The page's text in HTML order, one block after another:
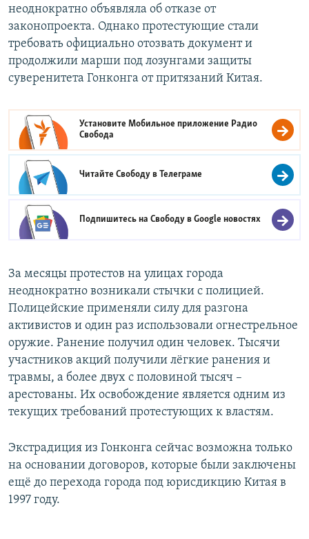
неоднократно объявляла об отказе от
законопроекта. Однако протестующие стали
требовать официально отозвать документ и
продолжили марши под лозунгами защиты
суверенитета Гонконга от притязаний Китая.
Установите Мобильное приложение Радио
Свобода
Читайте Свободу вТелеграме
Подпишитесь на Свободу вGoogle новостях
За месяцы протестов на улицах города
неоднократно возникали стычки с полицией.
Полицейские применяли силу для разгона
активистов и один раз использовали огнестрельное
оружие. Ранение получил один человек. Тысячи
участников акций получили лёгкие ранения и
травмы, а более двух с половиной тысяч –
арестованы. Их освобождение является одним из
текущих требований протестующих к властям.
Экстрадиция из Гонконга сейчас возможна только
на основании договоров, которые были заключены
ещё до перехода города под юрисдикцию Китая в
1997 году.